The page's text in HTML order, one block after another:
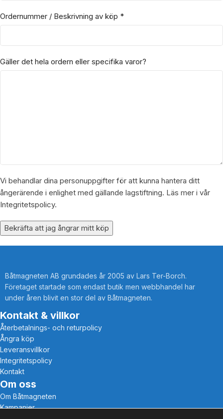
Ordernummer / Beskrivning av köp *
Gäller det hela ordern eller specifika varor?
Vi behandlar dina personuppgifter för att kunna hantera ditt
ångerärende i enlighet med gällande lagstiftning. Läs mer i vår
Integritetspolicy.
Bekräfta att jag ångrar mitt köp
Båtmagneten AB grundades år 2005 av Lars Ter-Borch.
Företaget startade som endast butik men webbhandel har
under åren blivit en stor del av Båtmagneten.
Kontakt & villkor
Återbetalnings- och returpolicy
Ångra köp
Leveransvillkor
Integritetspolicy
Kontakt
Om oss
Om Båtmagneten
Kampanjer